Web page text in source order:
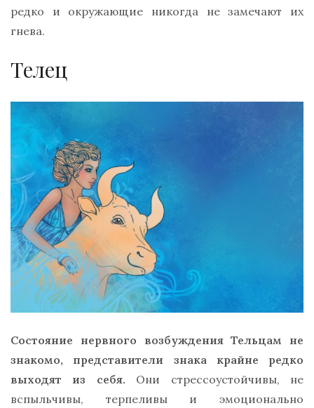
редко и окружающие никогда не замечают их
гнева.
Телец
Состояние нервного возбуждения Тельцам не
знакомо, представители знака крайне редко
выходят из себя. Они стрессоустойчивы, не
вспыльчивы, терпеливы и эмоционально